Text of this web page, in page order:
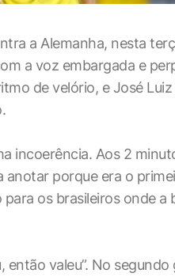
a Alemanha, nesta
a voz embargada e
de velório, e José
incoerência. Aos 2
anotar porque era o
os brasileiros onde a
então valeu”. No